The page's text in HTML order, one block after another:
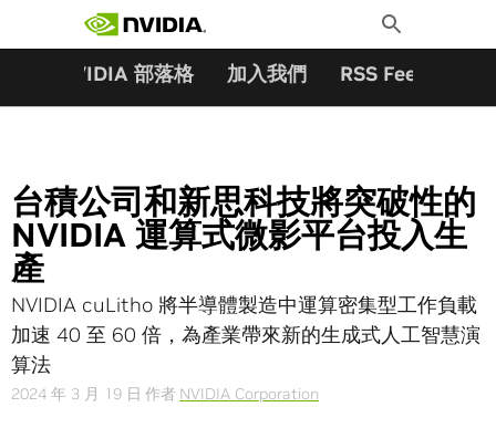
Toggle
Search
NVIDIA 部落格 加入我們 RSS Feeds
台積公司和新思科技將突破性的
NVIDIA 運算式微影平台投入生
產
NVIDIA cuLitho 將半導體製造中運算密集型工作負載
加速 40 至 60 倍，為產業帶來新的生成式人工智慧演
算法
2024 年 3 月 19 日 作者 NVIDIA Corporation